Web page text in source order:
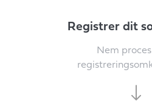
Registrer dit
Nem